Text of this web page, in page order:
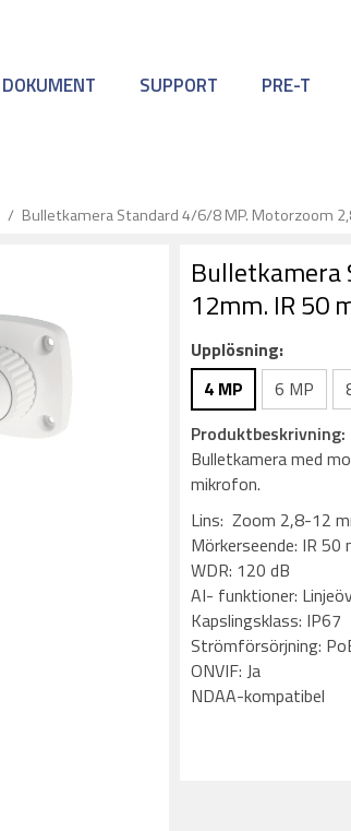
DOKUMENT SUPPORT PRE-T
/ Bulletkamera Standard 4/6/8 MP. Motorzoom
Bulletkamera
12mm. IR 50
Upplösning:
4 MP
6 MP
Produktbeskrivning:
Bulletkamera med
mikrofon.
Lins: Zoom 2,8-12
Mörkerseende: IR
WDR: 120 dB
AI- funktioner:
Kapslingsklass: IP67
Strömförsörjning:
ONVIF: Ja
NDAA-kompatibel